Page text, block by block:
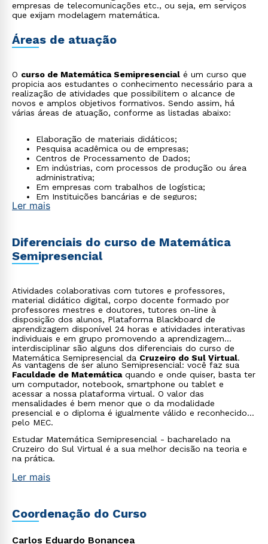
empresas de telecomunicações etc., ou seja, em serviços
que exijam modelagem matemática.
Áreas de atuação
O curso de Matemática Semipresencial é um curso que
propicia aos estudantes o conhecimento necessário para a
realização de atividades que possibilitem o alcance de
novos e amplos objetivos formativos. Sendo assim, há
várias áreas de atuação, conforme as listadas abaixo:
Elaboração de materiais didáticos;
Pesquisa acadêmica ou de empresas;
Centros de Processamento de Dados;
Em indústrias, com processos de produção ou área
administrativa;
Em empresas com trabalhos de logística;
Em Instituições bancárias e de seguros;
Outras áreas em que a matemática se faça
Ler mais
Diferenciais do curso de Matemática
Semipresencial
Atividades colaborativas com tutores e professores,
material didático digital, corpo docente formado por
professores mestres e doutores, tutores on-line à
disposição dos alunos, Plataforma Blackboard de
aprendizagem disponível 24 horas e atividades interativas
individuais e em grupo promovendo a aprendizagem
interdisciplinar são alguns dos diferenciais do curso de
Matemática Semipresencial da Cruzeiro do Sul Virtual.
As vantagens de ser aluno Semipresencial: você faz sua
Faculdade de Matemáticaquando e onde quiser, basta ter
um computador, notebook, smartphone ou tablet e
acessar a nossa plataforma virtual. O valor das
mensalidades é bem menor que o da modalidade
presencial e o diploma é igualmente válido e reconhecido
pelo MEC.
Estudar Matemática Semipresencial - bacharelado na
Cruzeiro do Sul Virtual é a sua melhor decisão na teoria e
na prática.
Ler mais
Coordenação do Curso
Carlos Eduardo Bonancea
Rápido e fácil
WhatsApp
ou